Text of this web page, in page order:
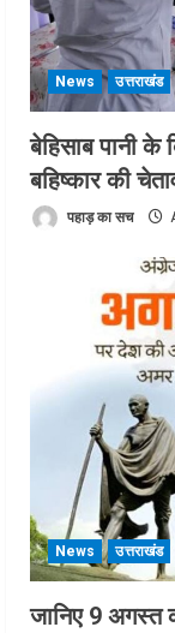
News उत्तराखंड
बेहिसाब पानी के
बहिष्कार की
पहाड़ का सच
News उत्तराखंड
जानिए 9 अगस्त